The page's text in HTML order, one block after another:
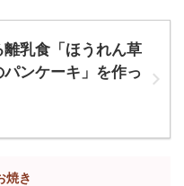
乳食「ほうれん草
ンケーキ」を作っ
焼き